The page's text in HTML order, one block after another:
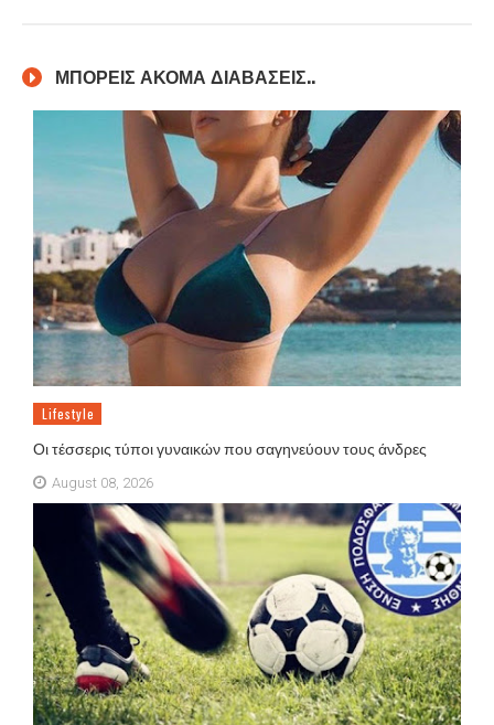
ΜΠΟΡΕΙΣ ΑΚΟΜΑ ΔΙΑΒΑΣΕΙΣ..
Lifestyle
Οι τέσσερις τύποι γυναικών που σαγηνεύουν τους άνδρες
August 08, 2026